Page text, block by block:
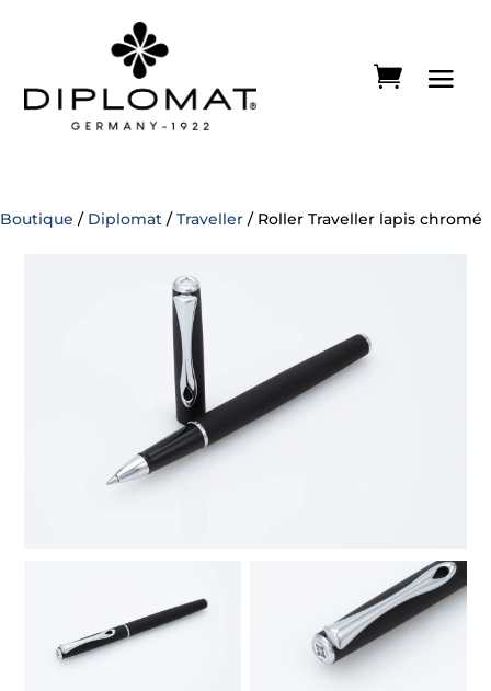
Boutique / Diplomat / Traveller / Roller Traveller lapis chromé